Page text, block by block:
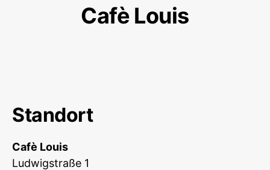
Cafè Louis
Standort
Cafè Louis
Ludwigstraße 1